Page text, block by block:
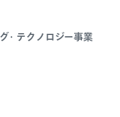
・テクノロジー事業